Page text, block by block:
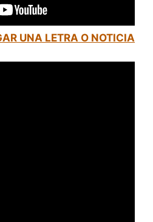
UNA LETRA O NOTICIA